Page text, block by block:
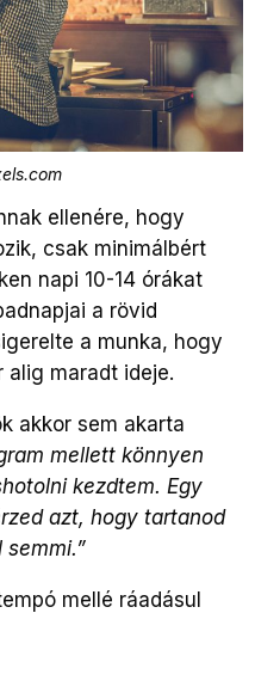
ellenére, hogy
csak minimálbért
napi 10-14 órákat
a rövid
a munka, hogy
alig maradt ideje.
akkor sem akarta
mellett könnyen
kezdtem. Egy
azt, hogy tartanod
mellé ráadásul